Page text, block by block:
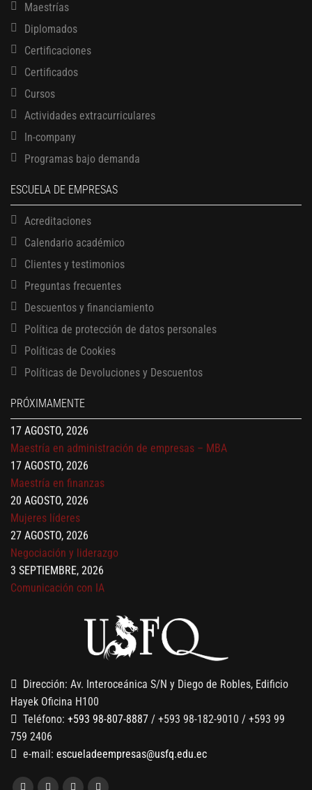
Maestrías
Diplomados
Certificaciones
Certificados
Cursos
Actividades extracurriculares
In-company
Programas bajo demanda
ESCUELA DE EMPRESAS
Acreditaciones
Calendario académico
Clientes y testimonios
Preguntas frecuentes
Descuentos y financiamiento
Política de protección de datos personales
Políticas de Cookies
Políticas de Devoluciones y Descuentos
PRÓXIMAMENTE
13 AGOSTO, 2026
Finanzas para no financieros
17 AGOSTO, 2026
17 AGOSTO, 2026
Maestría en administración de empresas – MBA
17 AGOSTO, 2026
Maestría en finanzas
20 AGOSTO, 2026
Mujeres líderes
27 AGOSTO, 2026
Negociación y liderazgo
3 SEPTIEMBRE, 2026
Comunicación con IA
7 SEPTIEMBRE, 2026
Gobernanza de datos
Finanzas para no financieros
Dirección: Av. Interoceánica S/N y Diego de Robles, Edificio
Hayek Oficina H100
Teléfono: +593 98-807-8887 / +593 98-182-9010 / +593 99
759 2406
e-mail: escueladeempresas@usfq.edu.ec